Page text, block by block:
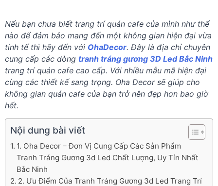
Nếu bạn chưa biết trang trí quán cafe của mình như thế
nào để đảm bảo mang đến một không gian hiện đại vừa
tinh tế thì hãy đến với OhaDecor. Đây là địa chỉ chuyên
cung cấp các dòng tranh tráng gương 3D Led Bắc Ninh
trang trí quán cafe cao cấp. Với nhiều mẫu mã hiện đại
cùng các thiết kế sang trọng. Oha Decor sẽ giúp cho
không gian quán cafe của bạn trở nên đẹp hơn bao giờ
hết.
Nội dung bài viết
1. Oha Decor – Đơn Vị Cung Cấp Các Sản Phẩm
Tranh Tráng Gương 3d Led Chất Lượng, Uy Tín Nhất
Bắc Ninh
2. Ưu Điểm Của Tranh Tráng Gương 3d Led Trang Trí